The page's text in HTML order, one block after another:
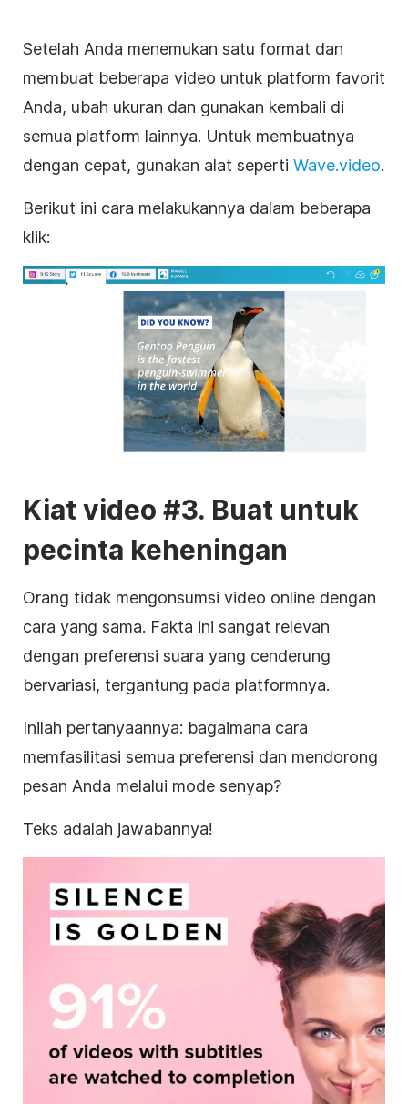
Setelah Anda menemukan satu format dan
membuat beberapa video untuk platform favorit
Anda, ubah ukuran dan gunakan kembali di
semua platform lainnya. Untuk membuatnya
dengan cepat, gunakan alat seperti Wave.video.
Berikut ini cara melakukannya dalam beberapa
klik:
Kiat video #3. Buat untuk
pecinta keheningan
Orang tidak mengonsumsi video online dengan
cara yang sama. Fakta ini sangat relevan
dengan preferensi suara yang cenderung
bervariasi, tergantung pada platformnya.
Inilah pertanyaannya: bagaimana cara
memfasilitasi semua preferensi dan mendorong
pesan Anda melalui mode senyap?
Teks adalah jawabannya!